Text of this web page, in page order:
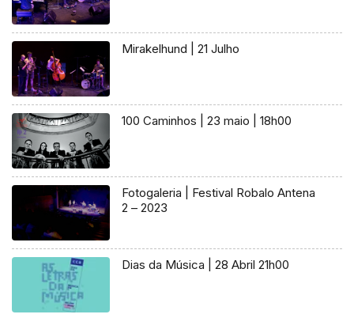
Mirakelhund | 21 Julho
100 Caminhos | 23 maio | 18h00
Fotogaleria | Festival Robalo Antena
2 – 2023
Dias da Música | 28 Abril 21h00